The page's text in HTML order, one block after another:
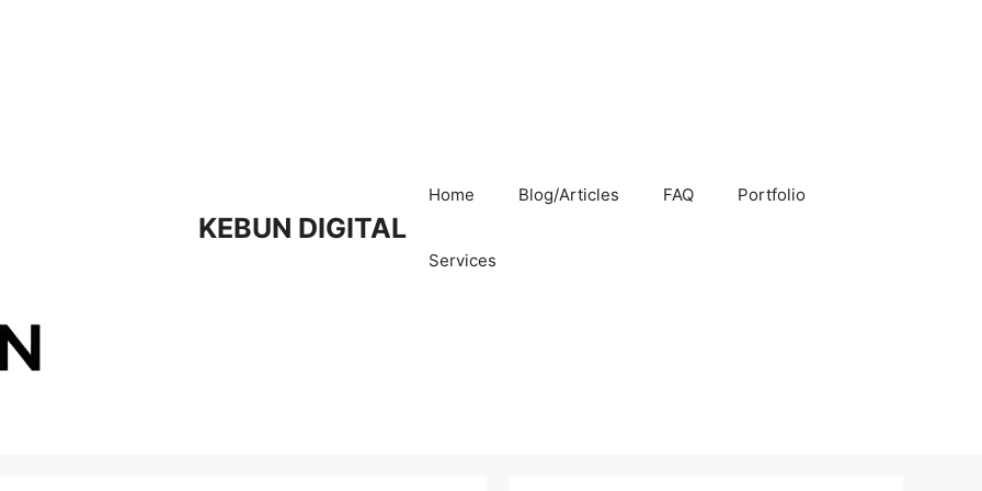
KEBUN DIGITAL
Home Blog/Articles FAQ Portfolio
Services